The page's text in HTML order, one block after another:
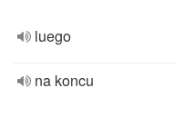
luego
na koncu